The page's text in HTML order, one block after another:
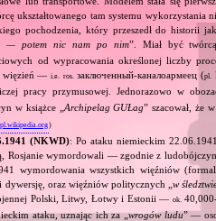
ukształtowanego tam systemu
pochodzenia, który przeszedł do historii
— potem nic nam po nim”. Miał być
od wypracowania określonej liczby
—i.e. ros. заключенный‐каналоармеец (pl.
pracy przymusowej. Jednorazowo w
w książce „ Archipelag GUŁag” szacował, że
pl.wikipedia.org)
(NKWD): Po ataku niemieckim
Rosjanie wymordowali — zgodnie z
wymordowania wszystkich więźniów
dywersję, oraz więźniów politycznych „ w
Polski, Litwy, Łotwy i Estonii — ok.
ataku, uznając ich za „wrogów ludu” —